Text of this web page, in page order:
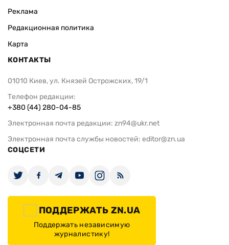
Реклама
Редакционная политика
Карта
КОНТАКТЫ
01010 Киев, ул. Князей Острожских, 19/1
Телефон редакции:
+380 (44) 280-04-85
Электронная почта редакции: zn94@ukr.net
Электронная почта службы новостей: editor@zn.ua
СОЦСЕТИ
ПОДДЕРЖАТЬ ZN.UA
Поддержать независимую
журналистику!